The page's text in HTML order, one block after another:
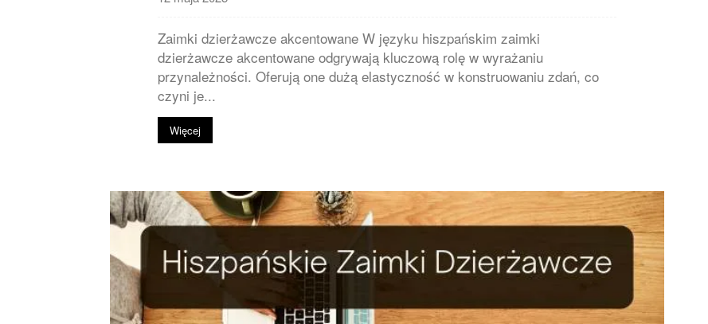
Zaimki dzierżawcze akcentowane W języku hiszpańskim zaimki
dzierżawcze akcentowane odgrywają kluczową rolę w wyrażaniu
przynależności. Oferują one dużą elastyczność w konstruowaniu zdań, co
czyni je...
Więcej
Hiszpański w praktyce